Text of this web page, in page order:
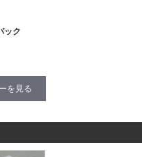
ック
を見る